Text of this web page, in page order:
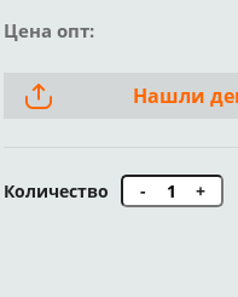
Цена опт:
Нашли
Количество - +